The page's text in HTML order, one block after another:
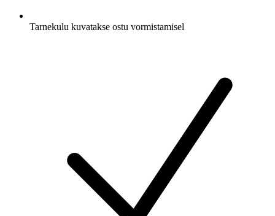
Tarnekulu kuvatakse ostu vormistamisel